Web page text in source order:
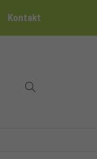
Kontakt